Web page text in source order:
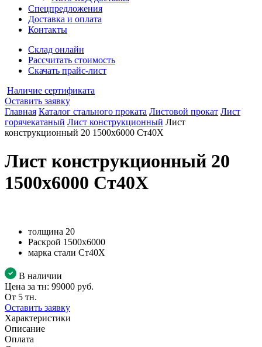
Спецпредложения
Доставка и оплата
Контакты
Склад онлайн
Рассчитать стоимость
Скачать прайс-лист
Наличие сертификата
Оставить заявку
Главная Каталог стального проката Листовой прокат Лист
горячекатаный Лист конструкционный Лист
конструкционный 20 1500х6000 Ст40Х
Лист конструкционный 20
1500х6000 Ст40Х
толщина 20
Раскрой 1500х6000
марка стали Ст40Х
В наличии
Цена за тн: 99000 руб.
От 5 тн.
Оставить заявку
Характеристики
Описание
Оплата